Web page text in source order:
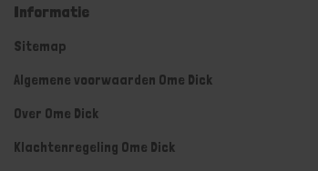
Informatie
Sitemap
Algemene voorwaarden Ome Dick
Over Ome Dick
Klachtenregeling Ome Dick